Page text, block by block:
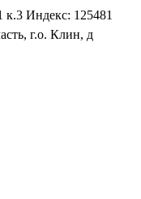
Индекс: 125481
г.о. Клин, д